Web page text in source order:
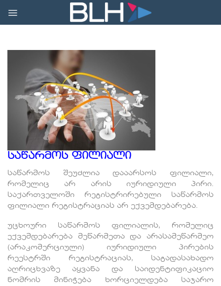
content
საწარმოს ფილიალი
საწარმოს შეუძლია დააარსოს ფილიალი,
რომელიც არ არის იურიდიული პირი.
საქართველოში რეგისტრირებული საწარმოს
ფილიალი რეგისტრაციას არ ექვემდებარება.
უცხოური საწარმოს ფილიალის, რომელიც
ექვემდებარება მეწარმეთა და არასამეწარმეო
(არაკომერციული) იურიდიული პირების
რეესტრში რეგისტრაციას, საგადასახადო
აღრიცხვაზე აყვანა და საიდენტიფიკაციო
ნომრის მინიჭება ხორციელდება საჯარო